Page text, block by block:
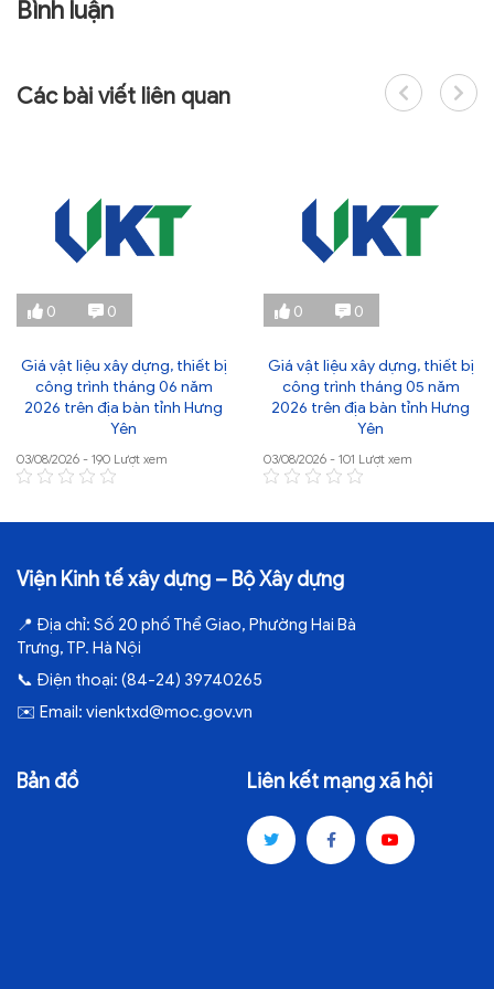
Bình luận
Các bài viết liên quan
0 0
Giá vật liệu xây dựng, thiết bị
công trình tháng 06 năm
2026 trên địa bàn tỉnh Hưng
Yên
03/08/2026 - 190 Lượt xem
0 0
Giá vật liệu xây dựng, thiết bị
công trình tháng 05 năm
2026 trên địa bàn tỉnh Hưng
Yên
03/08/2026 - 101 Lượt xem
Viện Kinh tế xây dựng – Bộ Xây dựng
📍 Địa chỉ: Số 20 phố Thể Giao, Phường Hai Bà
Trưng, TP. Hà Nội
📞 Điện thoại: (84-24) 39740265
✉️ Email: vienktxd@moc.gov.vn
Bản đồ Liên kết mạng xã hội